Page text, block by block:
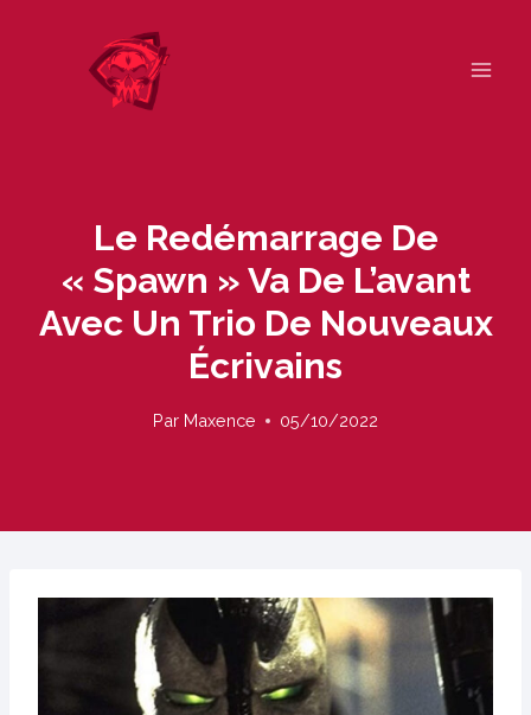
Le Redémarrage De
« Spawn » Va De L’avant
Avec Un Trio De Nouveaux
Écrivains
Par Maxence 05/10/2022